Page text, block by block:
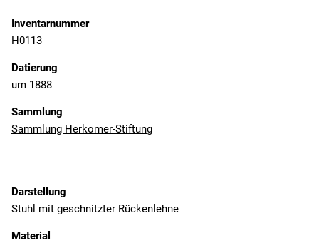
Inventarnummer
H0113
Datierung
um 1888
Sammlung
Sammlung Herkomer-Stiftung
Darstellung
Stuhl mit geschnitzter Rückenlehne
Material